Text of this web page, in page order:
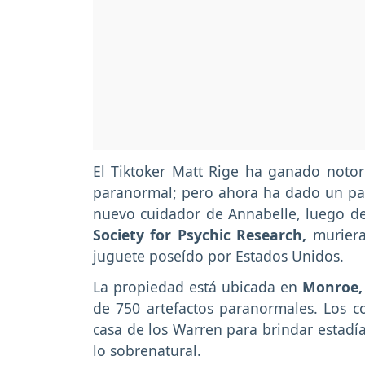
El Tiktoker Matt Rige ha ganado
paranormal; pero ahora ha dado un
nuevo cuidador de Annabelle, luego
Society for Psychic Research,
juguete poseído por Estados Unidos.
La propiedad está ubicada en
de 750 artefactos paranormales. Los
casa de los Warren para brindar
lo sobrenatural.